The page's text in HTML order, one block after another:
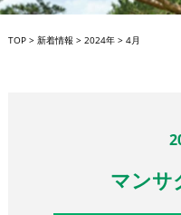
TOP> 新着情報 > 2024年> 4月
マンサ